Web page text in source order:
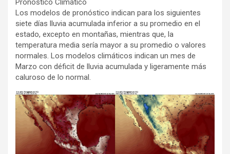
Pronóstico Climático
Los modelos de pronóstico indican para los siguientes
siete días lluvia acumulada inferior a su promedio en el
estado, excepto en montañas, mientras que, la
temperatura media sería mayor a su promedio o valores
normales. Los modelos climáticos indican un mes de
Marzo con déficit de lluvia acumulada y ligeramente más
caluroso de lo normal.